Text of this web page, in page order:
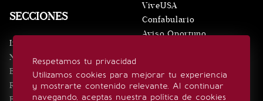
Respetamos tu privacidad
Utilizamos cookies para mejorar tu experiencia
y mostrarte contenido relevante. Al continuar
navegando, aceptas nuestra política de cookies
SECCIONES
Inicio
Noticias
Eventos
Realeza
ViveUSA
Confabulario
Aviso Oportuno
SÍGUENOS